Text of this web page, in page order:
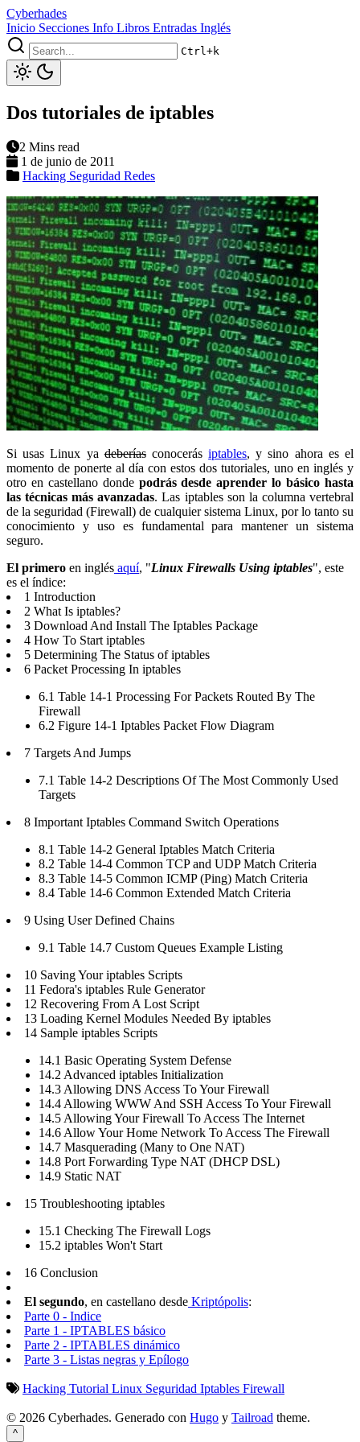
Cyberhades
Inicio Secciones Info Libros Entradas Inglés
Ctrl+k
Dos tutoriales de iptables
2 Mins read
1 de junio de 2011
Hacking Seguridad Redes
Si usas Linux yadeberíasconocerásiptables, y sino ahora es el
momento de ponerte al día con estos dos tutoriales, uno en inglés y
otro en castellano donde podrás desde aprender lo básico hasta
las técnicas más avanzadas. Las iptables son la columna vertebral
de la seguridad (Firewall) de cualquier sistema Linux, por lo tanto su
conocimiento y uso es fundamental para mantener un sistema
seguro.
El primero en inglés aquí, "Linux Firewalls Using iptables", este
es el índice:
1 Introduction
2 What Is iptables?
3 Download And Install The Iptables Package
4 How To Start iptables
5 Determining The Status of iptables
6 Packet Processing In iptables
6.1 Table 14-1 Processing For Packets Routed By The
Firewall
6.2 Figure 14-1 Iptables Packet Flow Diagram
7 Targets And Jumps
7.1 Table 14-2 Descriptions Of The Most Commonly Used
Targets
8 Important Iptables Command Switch Operations
8.1 Table 14-2 General Iptables Match Criteria
8.2 Table 14-4 Common TCP and UDP Match Criteria
8.3 Table 14-5 Common ICMP (Ping) Match Criteria
8.4 Table 14-6 Common Extended Match Criteria
9 Using User Defined Chains
9.1 Table 14.7 Custom Queues Example Listing
10 Saving Your iptables Scripts
11 Fedora's iptables Rule Generator
12 Recovering From A Lost Script
13 Loading Kernel Modules Needed By iptables
14 Sample iptables Scripts
14.1 Basic Operating System Defense
14.2 Advanced iptables Initialization
14.3 Allowing DNS Access To Your Firewall
14.4 Allowing WWW And SSH Access To Your Firewall
14.5 Allowing Your Firewall To Access The Internet
14.6 Allow Your Home Network To Access The Firewall
14.7 Masquerading (Many to One NAT)
14.8 Port Forwarding Type NAT (DHCP DSL)
14.9 Static NAT
15 Troubleshooting iptables
15.1 Checking The Firewall Logs
15.2 iptables Won't Start
16 Conclusion
El segundo, en castellano desde Kriptópolis:
Parte 0 - Indice
Parte 1 - IPTABLES básico
Parte 2 - IPTABLES dinámico
Parte 3 - Listas negras y Epílogo
Hacking Tutorial Linux Seguridad Iptables Firewall
© 2026 Cyberhades. Generado con Hugo y Tailroad theme.
^